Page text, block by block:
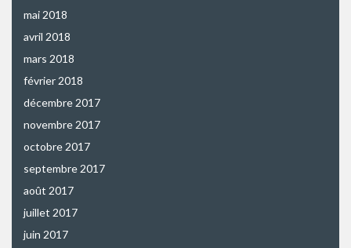
mai 2018
avril 2018
mars 2018
février 2018
décembre 2017
novembre 2017
octobre 2017
septembre 2017
août 2017
juillet 2017
juin 2017